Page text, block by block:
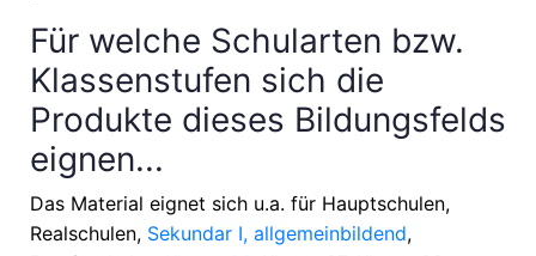
Für welche Schularten bzw.
Klassenstufen sich die
Produkte dieses Bildungsfelds
eignen...
Das Material eignet sich u.a. für Hauptschulen,
Realschulen, Sekundar I, allgemeinbildend,